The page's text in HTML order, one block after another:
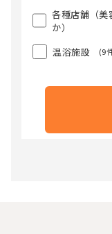
各種店舗（美
か）
温浴施設 (9